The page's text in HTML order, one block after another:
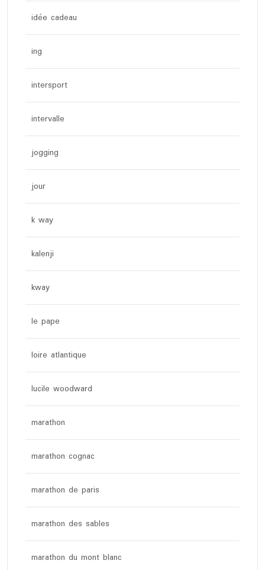
idée cadeau
ing
intersport
intervalle
jogging
jour
k way
kalenji
kway
le pape
loire atlantique
lucile woodward
marathon
marathon cognac
marathon de paris
marathon des sables
marathon du mont blanc